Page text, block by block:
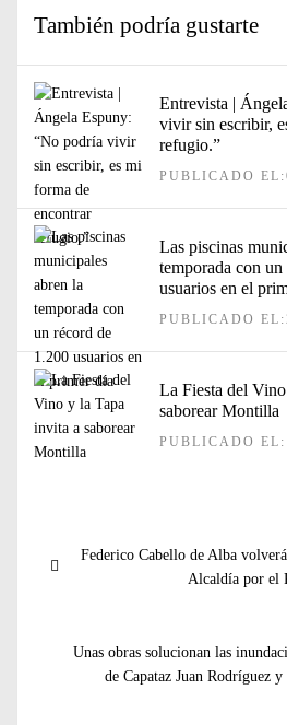
También podría gustarte
Entrevista |
vivir sin escribir,
refugio.”
PUBLICADO
Las piscinas
temporada con
usuarios en el
PUBLICADO
La Fiesta del
saborear Montilla
PUBLICADO
de
Entrada
Federico Cabello de Alba
Alcaldía por el
Entrada
siguiente:
Unas obras solucionan las
de Capataz Juan Rodríguez